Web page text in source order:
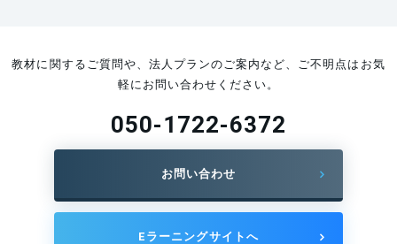
教材に関するご質問や、法人プランのご案内など、ご不明点はお気
軽にお問い合わせください。
050-1722-6372
お問い合わせ
Eラーニングサイトへ